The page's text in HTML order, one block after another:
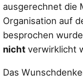
ausgerechnet die
Organisation auf
besprochen
nicht verwirklicht
Das